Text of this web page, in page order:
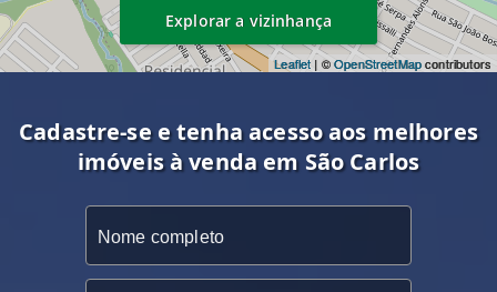
Leaflet | ©OpenStreetMapcontributors
Explorar a vizinhança
Cadastre-se e tenha acesso aos melhores
imóveis à venda em São Carlos